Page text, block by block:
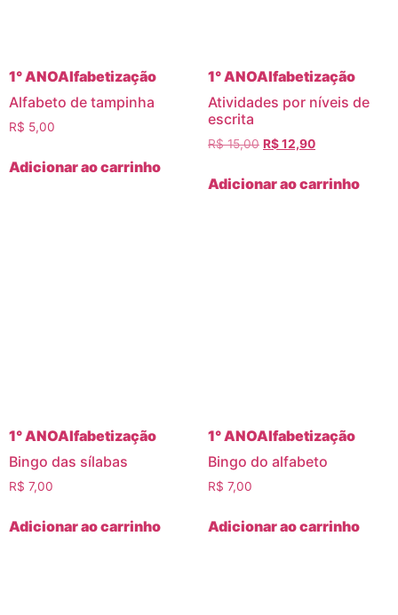
1° ANOAlfabetização
Alfabeto de tampinha
R$ 5,00
Adicionar ao carrinho
1° ANOAlfabetização
Atividades por níveis de
escrita
R$15,00 R$12,90
Adicionar ao carrinho
1° ANOAlfabetização
Bingo das sílabas
R$ 7,00
Adicionar ao carrinho
1° ANOAlfabetização
Bingo do alfabeto
R$ 7,00
Adicionar ao carrinho